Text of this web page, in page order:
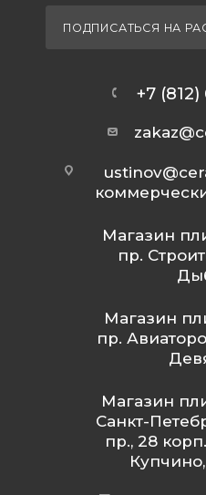
ПОДПИСАТЬСЯ НА
+7 (812)
Магазин
пр.
Магазин
пр.
Магазин
Санкт-
пр., 28